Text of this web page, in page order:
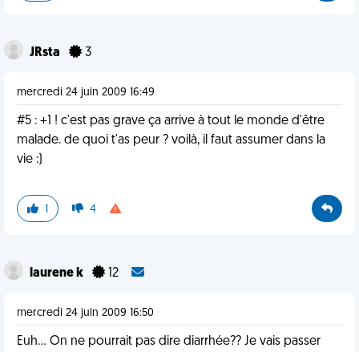
JRsta 3
mercredi 24 juin 2009 16:49
#5 : +1 ! c'est pas grave ça arrive à tout le monde d'être
malade. de quoi t'as peur ? voilà, il faut assumer dans la
vie :)
1 4
laurene k 12
mercredi 24 juin 2009 16:50
Euh... On ne pourrait pas dire diarrhée?? Je vais passer